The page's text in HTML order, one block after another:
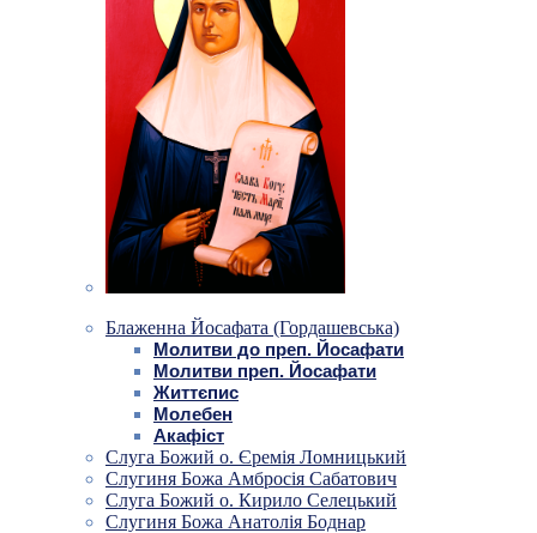
Блаженна Йосафата (Гордашевська)
Молитви до преп. Йосафати
Молитви преп. Йосафати
Життєпис
Молебен
Акафіст
Слуга Божий о. Єремія Ломницький
Слугиня Божа Амбросія Сабатович
Слуга Божий о. Кирило Селецький
Слугиня Божа Анатолія Боднар